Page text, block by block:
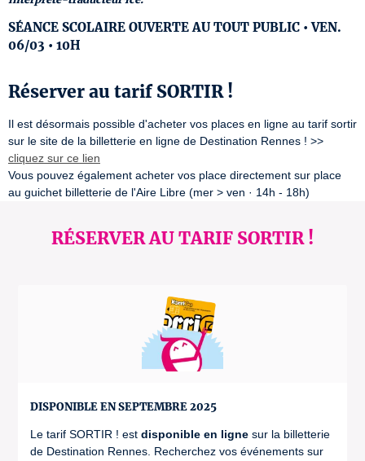
SÉANCE SCOLAIRE OUVERTE AU TOUT PUBLIC • VEN.
06/03 • 10H
Réserver au tarif SORTIR !
Il est désormais possible d'acheter vos places en ligne au tarif sortir
cliquez sur ce lien
Vous pouvez également acheter vos place directement sur place
au guichet billetterie de l'Aire Libre (mer > ven · 14h - 18h)
RÉSERVER AU TARIF SORTIR !
DISPONIBLE EN SEPTEMBRE 2025
Le tarif SORTIR ! est disponible en ligne sur la billetterie
de Destination Rennes. Recherchez vos événements sur